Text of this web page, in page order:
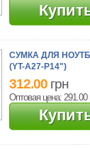
СУМКА ДЛЯ
(YT-A27-P14")
312.00 грн
Оптовая цена: 291.00